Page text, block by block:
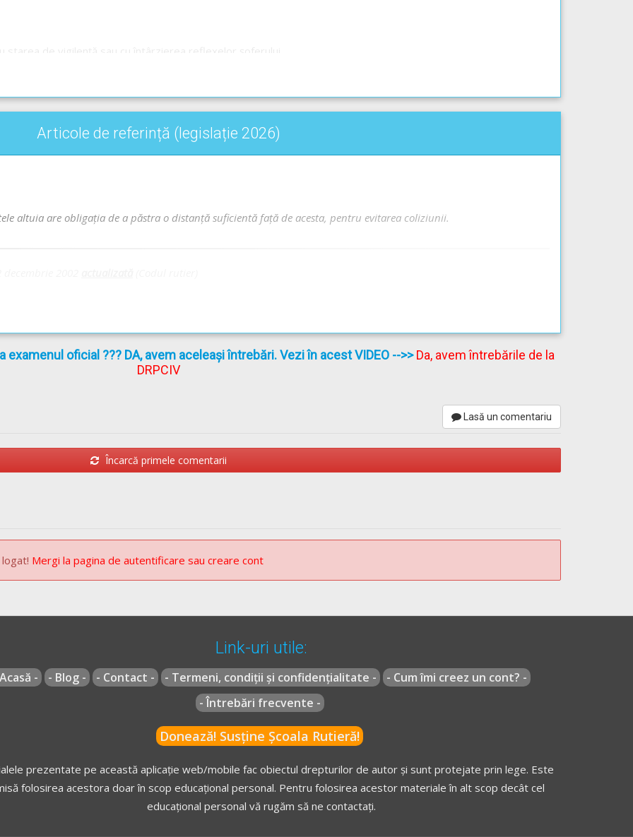
după dimensiuni standardizate, folosită ca îmbrăcăminte rutieră. Această criblură poate fi aruncată doar de
situația din întrebare nu este specificat acest lucru.
Articole de referință (legislație 2026)
altuia are obligaţia de a păstra o distanţă suficientă faţă de acesta, pentru evitarea coliziunii.
decembrie 2002
oficial ??? DA, avem aceleași întrebări. Vezi în acest VIDEO -->>Da, avem întrebările de la
DRPCIV
Lasă un comentariu
Încarcă primele comentarii
Mergi la pagina de autentificare sau creare cont
Link-uri utile:
- - Blog - - Contact - - Termeni, condiții și confidențialitate -
- Cum îmi creez un cont? -
- Întrebări frecvente -
Donează! Susține Școala Rutieră!
prezentate pe această aplicație web/mobile fac obiectul drepturilor de autor și sunt protejate prin lege. Este
folosirea acestora doar în scop educațional personal. Pentru folosirea acestor materiale în alt scop decât cel
educațional personal vă rugăm să ne contactați.